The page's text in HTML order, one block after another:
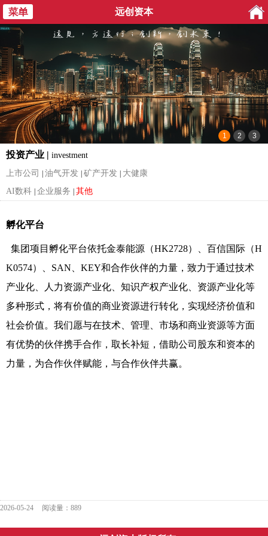
远创资本
投资产业 | investment
上市公司
油气开发 矿产开发
大健康
AI数科 企业服务 其他
孵化平台
集团项目孵化平台依托金泰能源（HK2728）、百信国际（H
K0574）、SAN、KEY和合作伙伴的力量，致力于通过技术
产业化、人力资源产业化、知识产权产业化、资源产业化等
多种形式，将有价值的商业资源进行转化，实现经济价值和
社会价值。我们愿与在技术、管理、市场和商业资源等方面
有优势的伙伴携手合作，取长补短，借助公司股东和资本的
力量，为合作伙伴赋能，与合作伙伴共赢。
2026-05-24 阅读量：889